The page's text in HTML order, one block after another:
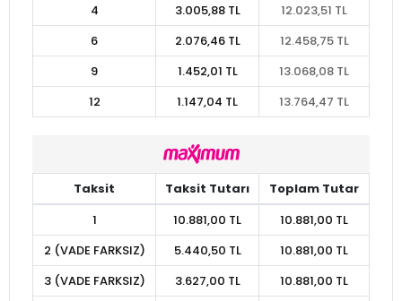
4
3.005,88 TL
12.023,51 TL
6
2.076,46 TL
12.458,75 TL
9
1.452,01 TL
13.068,08 TL
12
1.147,04 TL 13.764,47 TL
Taksit Taksit Tutarı
Toplam Tutar
1
10.881,00 TL
10.881,00 TL
2 (VADE FARKSIZ)
5.440,50 TL
10.881,00 TL
3 (VADE FARKSIZ)
3.627,00 TL
10.881,00 TL